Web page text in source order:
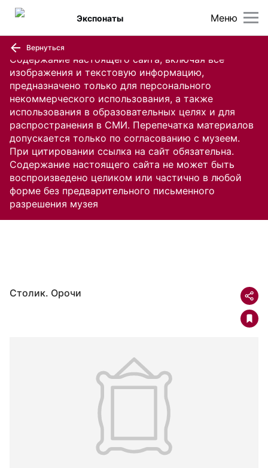
Содержание настоящего сайта, включая все
изображения и текстовую информацию,
предназначено только для персонального
некоммерческого использования, а также
использования в образовательных целях и для
распространения в СМИ. Перепечатка материалов
допускается только по согласованию с музеем.
При цитировании ссылка на сайт обязательна.
Содержание настоящего сайта не может быть
воспроизведено целиком или частично в любой
форме без предварительного письменного
разрешения музея
Меню
Экспонаты
Вернуться
Столик. Орочи